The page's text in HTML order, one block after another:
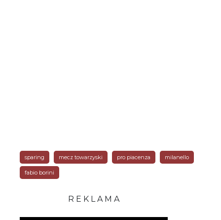
sparing mecz towarzyski pro piacenza milanello
fabio borini
R E K L A M A